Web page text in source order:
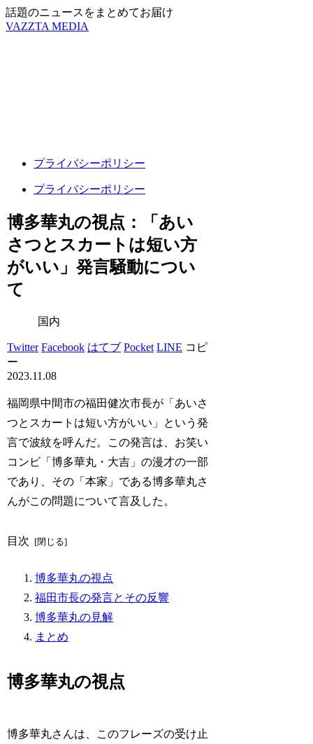
話題のニュースをまとめてお届け
VAZZTA MEDIA
プライバシーポリシー
プライバシーポリシー
博多華丸の視点：「あい
さつとスカートは短い方
がいい」発言騒動につい
て
国内
Twitter Facebook はてブ Pocket LINE コピ
ー
2023.11.08
福岡県中間市の福田健次市長が「あいさ
つとスカートは短い方がいい」という発
言で波紋を呼んだ。この発言は、お笑い
コンビ「博多華丸・大吉」の漫才の一部
であり、その「本家」である博多華丸さ
んがこの問題について言及した。
目次
博多華丸の視点
福田市長の発言とその反響
博多華丸の見解
まとめ
博多華丸の視点
博多華丸さんは、このフレーズの受け止